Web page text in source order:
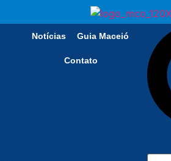
Notícias Guia Maceió
Contato